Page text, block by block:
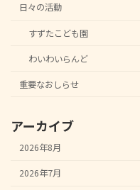
日々の活動
すずたこども園
わいわいらんど
重要なおしらせ
アーカイブ
2026年8月
2026年7月